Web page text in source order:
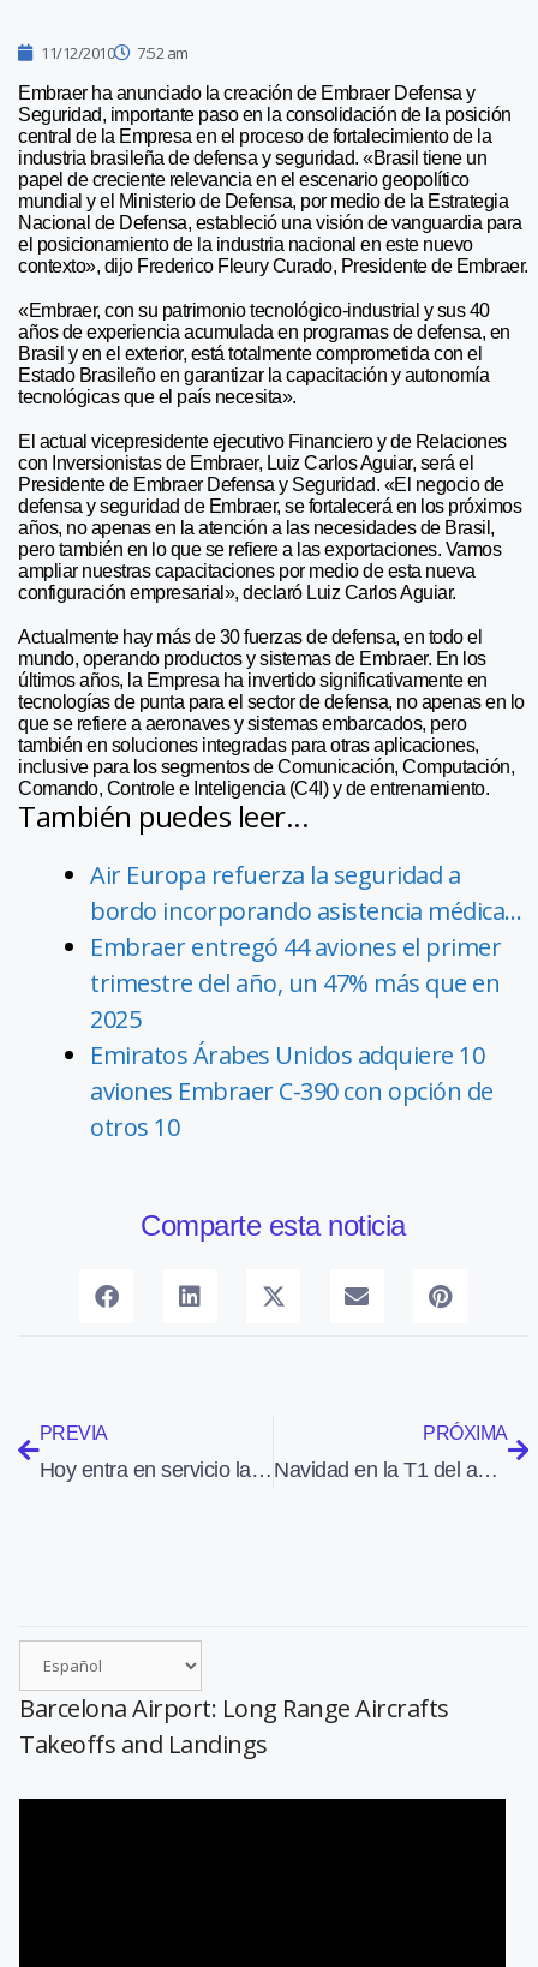
11/12/2010 7:52 am
Embraer ha anunciado la creación de Embraer Defensa y
Seguridad, importante paso en la consolidación de la posición
central de la Empresa en el proceso de fortalecimiento de la
industria brasileña de defensa y seguridad. «Brasil tiene un
papel de creciente relevancia en el escenario geopolítico
mundial y el Ministerio de Defensa, por medio de la Estrategia
Nacional de Defensa, estableció una visión de vanguardia para
el posicionamiento de la industria nacional en este nuevo
contexto», dijo Frederico Fleury Curado, Presidente de Embraer.
«Embraer, con su patrimonio tecnológico-industrial y sus 40
años de experiencia acumulada en programas de defensa, en
Brasil y en el exterior, está totalmente comprometida con el
Estado Brasileño en garantizar la capacitación y autonomía
tecnológicas que el país necesita».
El actual vicepresidente ejecutivo Financiero y de Relaciones
con Inversionistas de Embraer, Luiz Carlos Aguiar, será el
Presidente de Embraer Defensa y Seguridad. «El negocio de
defensa y seguridad de Embraer, se fortalecerá en los próximos
años, no apenas en la atención a las necesidades de Brasil,
pero también en lo que se refiere a las exportaciones. Vamos
ampliar nuestras capacitaciones por medio de esta nueva
configuración empresarial», declaró Luiz Carlos Aguiar.
Actualmente hay más de 30 fuerzas de defensa, en todo el
mundo, operando productos y sistemas de Embraer. En los
últimos años, la Empresa ha invertido significativamente en
tecnologías de punta para el sector de defensa, no apenas en lo
que se refiere a aeronaves y sistemas embarcados, pero
también en soluciones integradas para otras aplicaciones,
inclusive para los segmentos de Comunicación, Computación,
Comando, Controle e Inteligencia (C4I) y de entrenamiento.
También puedes leer...
Air Europa refuerza la seguridad a
bordo incorporando asistencia médica…
Embraer entregó 44 aviones el primer
trimestre del año, un 47% más que en
2025
Emiratos Árabes Unidos adquiere 10
aviones Embraer C-390 con opción de
otros 10
Comparte esta noticia
PREVIA
Hoy entra en servicio la ampliación del edificio terminal del aeropuerto de Jerez
PRÓXIMA
Navidad en la T1 del aeropuerto de Barcelona
Barcelona Airport: Long Range Aircrafts
Takeoffs and Landings